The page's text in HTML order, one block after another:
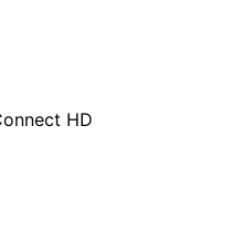
HD